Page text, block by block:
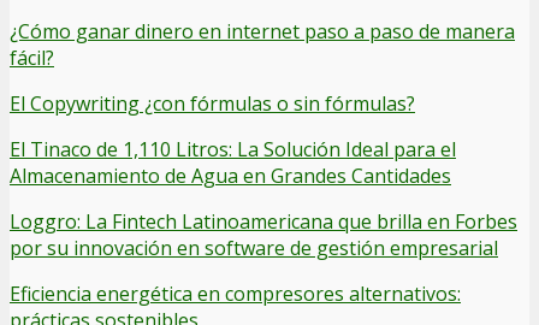
¿Cómo ganar dinero en internet paso a paso de manera
fácil?
El Copywriting ¿con fórmulas o sin fórmulas?
El Tinaco de 1,110 Litros: La Solución Ideal para el
Almacenamiento de Agua en Grandes Cantidades
Loggro: La Fintech Latinoamericana que brilla en Forbes
por su innovación en software de gestión empresarial
Eficiencia energética en compresores alternativos: